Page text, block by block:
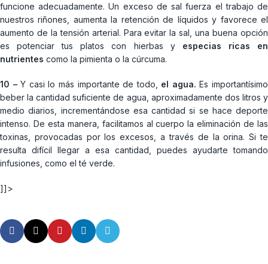
funcione adecuadamente. Un exceso de sal fuerza el trabajo de
nuestros riñones, aumenta la retención de líquidos y favorece el
aumento de la tensión arterial. Para evitar la sal, una buena opción
es potenciar tus platos con hierbas y especias ricas en
nutrientes como la pimienta o la cúrcuma.
10 –Y casi lo más importante de todo, el agua. Es importantísimo
beber la cantidad suficiente de agua, aproximadamente dos litros y
medio diarios, incrementándose esa cantidad si se hace deporte
intenso. De esta manera, facilitamos al cuerpo la eliminación de las
toxinas, provocadas por los excesos, a través de la orina. Si te
resulta difícil llegar a esa cantidad, puedes ayudarte tomando
infusiones, como el té verde.
]]>